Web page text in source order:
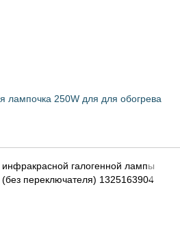
лампочка 250W для для обогрева